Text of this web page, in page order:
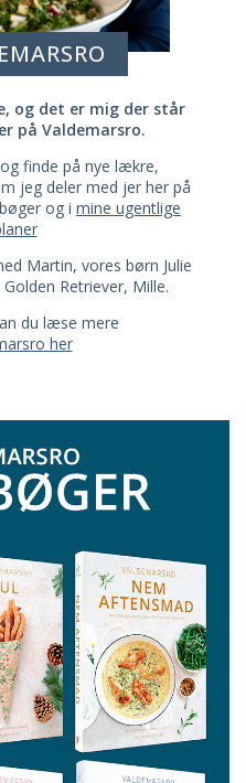
og det er mig der står
på Valdemarsro.
finde på nye lækre,
jeg deler med jer her på
og i mine ugentlige
Martin, vores børn Julie
Retriever, Mille.
du læse mere
her